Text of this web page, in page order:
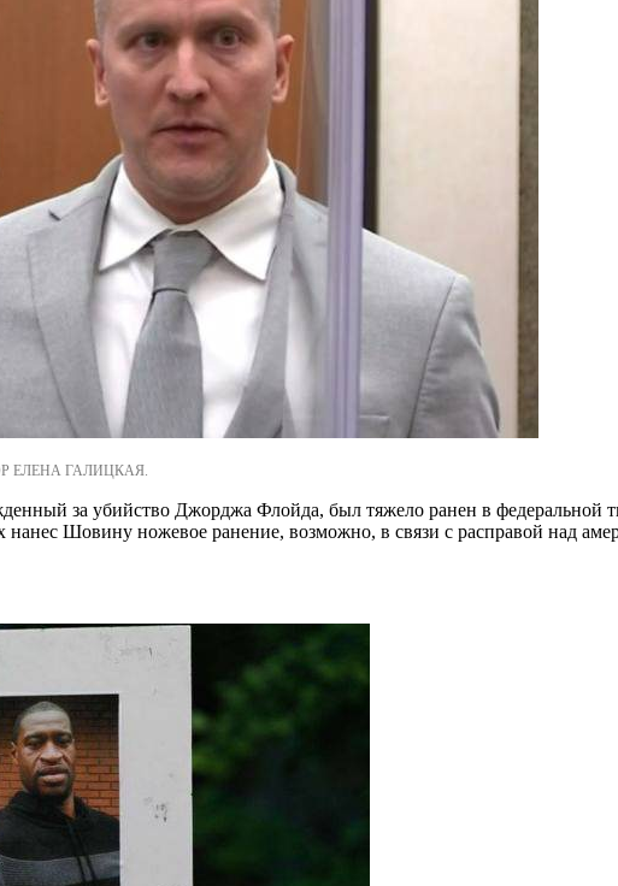
ЕЛЕНА ГАЛИЦКАЯ.
за убийство Джорджа Флойда, был тяжело ранен в федеральной
Шовину ножевое ранение, возможно, в связи с расправой над